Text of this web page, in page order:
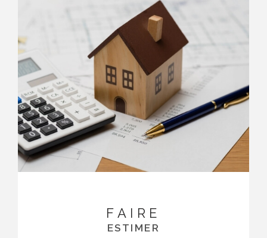
FAIRE
ESTIMER